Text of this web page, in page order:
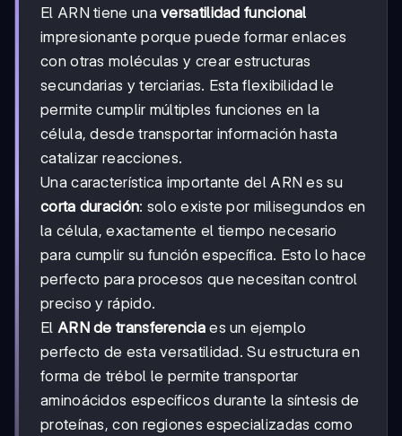
El ARN tiene unaversatilidad funcional
impresionante porque puede formar enlaces
con otras moléculas y crear estructuras
secundarias y terciarias. Esta flexibilidad le
permite cumplir múltiples funciones en la
célula, desde transportar información hasta
catalizar reacciones.
Una característica importante del ARN es su
corta duración: solo existe por milisegundos en
la célula, exactamente el tiempo necesario
para cumplir su función específica. Esto lo hace
perfecto para procesos que necesitan control
preciso y rápido.
El ARN de transferenciaes un ejemplo
perfecto de esta versatilidad. Su estructura en
forma de trébol le permite transportar
aminoácidos específicos durante la síntesis de
proteínas, con regiones especializadas como